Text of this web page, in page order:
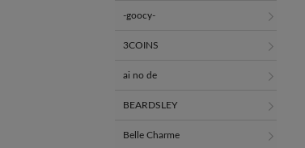
-goocy-
3COINS
ai no de
BEARDSLEY
Belle Charme